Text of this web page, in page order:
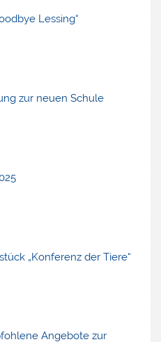
Lessing“
zur neuen Schule
„Konferenz der Tiere“
Angebote zur